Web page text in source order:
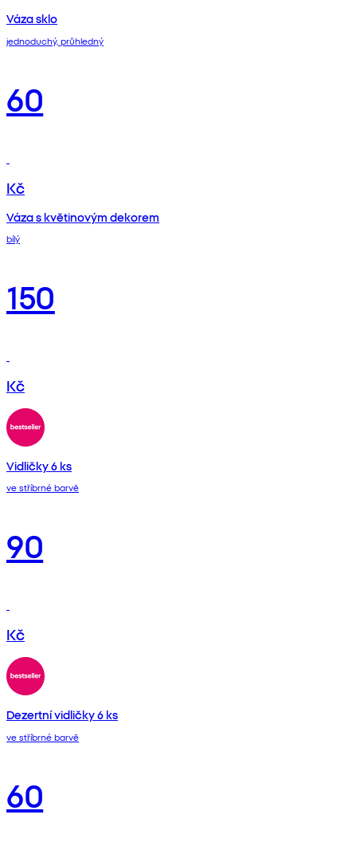
Váza sklo
jednoduchý, průhledný
60
Kč
Váza s květinovým dekorem
bílý
150
Kč
Vidličky 6 ks
ve stříbrné barvě
90
Kč
Dezertní vidličky 6 ks
ve stříbrné barvě
60